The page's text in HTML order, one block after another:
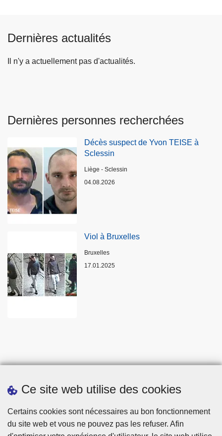
Ce site web utilise des cookies
Certains cookies sont nécessaires au bon fonctionnement
du site web et vous ne pouvez pas les refuser. Afin
Dernières actualités
Il n'y a actuellement pas d'actualités.
Dernières personnes recherchées
Décès suspect de Yvon TEISE à
Sclessin
Lieux
Liège - Sclessin
04.08.2026
Viol à Bruxelles
Lieux
Bruxelles
17.01.2025
Statistiques